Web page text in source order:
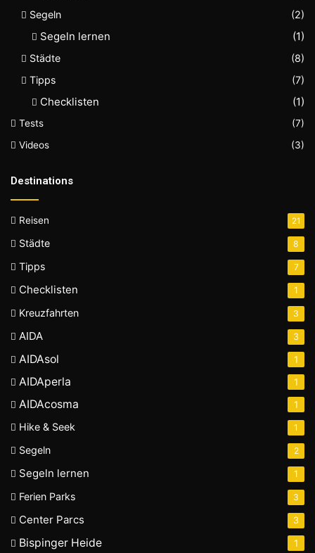
Segeln (2)
Segeln lernen (1)
Städte
(8)
Tipps
(7)
Checklisten (1)
Tests
(7)
Videos
(3)
Destinations
Reisen 21
Städte 8
Tipps 7
Checklisten 1
Kreuzfahrten 3
AIDA 3
AIDAsol 1
AIDAperla 1
AIDAcosma 1
Hike & Seek 1
Segeln 2
Segeln lernen 1
Ferien Parks 3
Center Parcs 3
Bispinger Heide 1